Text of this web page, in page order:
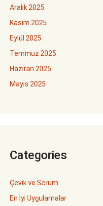
Aralık 2025
Kasım 2025
Eylül 2025
Temmuz 2025
Haziran 2025
Mayıs 2025
Categories
Çevik ve Scrum
En İyi Uygulamalar